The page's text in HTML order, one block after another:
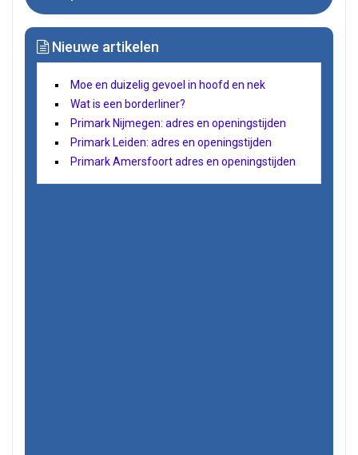
Nieuwe artikelen
Moe en duizelig gevoel in hoofd en nek
Wat is een borderliner?
Primark Nijmegen: adres en openingstijden
Primark Leiden: adres en openingstijden
Primark Amersfoort adres en openingstijden